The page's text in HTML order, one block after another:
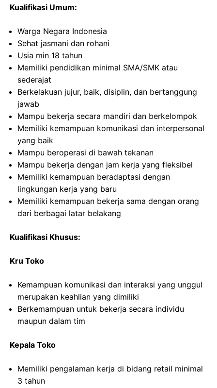
Kualifikasi Umum:
Warga Negara Indonesia
Sehat jasmani dan rohani
Usia min 18 tahun
Memiliki pendidikan minimal SMA/SMK atau
sederajat
Berkelakuan jujur, baik, disiplin, dan bertanggung
jawab
Mampu bekerja secara mandiri dan berkelompok
Memiliki kemampuan komunikasi dan interpersonal
yang baik
Mampu beroperasi di bawah tekanan
Mampu bekerja dengan jam kerja yang fleksibel
Memiliki kemampuan beradaptasi dengan
lingkungan kerja yang baru
Memiliki kemampuan bekerja sama dengan orang
dari berbagai latar belakang
Kualifikasi Khusus:
Kru Toko
Kemampuan komunikasi dan interaksi yang unggul
merupakan keahlian yang dimiliki
Berkemampuan untuk bekerja secara individu
maupun dalam tim
Kepala Toko
Memiliki pengalaman kerja di bidang retail minimal
3 tahun